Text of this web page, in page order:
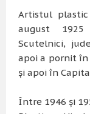
Artistul
august
Scutelnici,
apoi a pornit în
şi apoi în
Între 1946 şi